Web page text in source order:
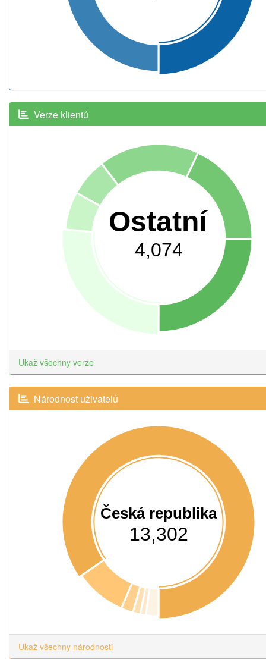
Verze klientů
Ostatní
4,074
Ukaž všechny verze
Národnost uživatelů
Česká republika
13,302
Ukaž všechny národnosti